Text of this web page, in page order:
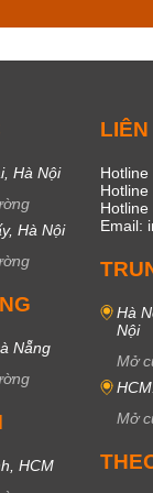
Hà Nội
Hà Nội
Nẵng
HCM
Email:
Hà
Nội
Mở
Mở